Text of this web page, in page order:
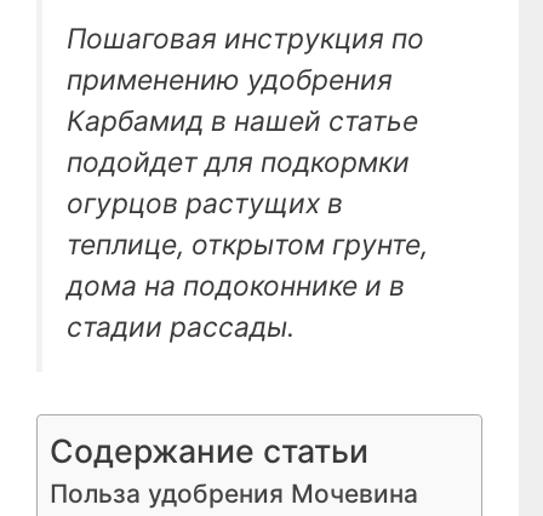
Пошаговая инструкция по
применению удобрения
Карбамид в нашей статье
подойдет для подкормки
огурцов растущих в
теплице, открытом грунте,
дома на подоконнике и в
стадии рассады.
Содержание статьи
Польза удобрения Мочевина